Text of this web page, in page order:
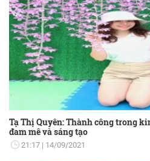
Tạ Thị Quyên: Thành công trong
đam mê và sáng tạo
21:17 14/09/2021